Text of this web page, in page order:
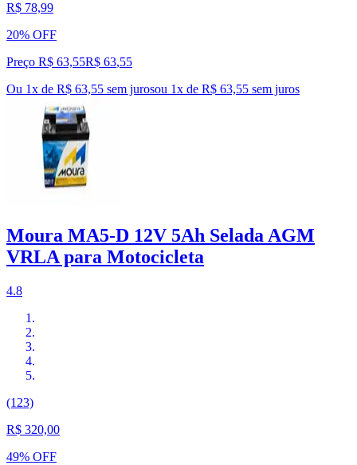
R$ 78,99
20% OFF
Preço R$ 63,55R$ 63,55
Ou 1x de R$ 63,55 sem jurosou 1x de R$ 63,55 sem juros
Moura MA5-D 12V 5Ah Selada AGM
VRLA para Motocicleta
4.8
(123)
R$ 320,00
49% OFF